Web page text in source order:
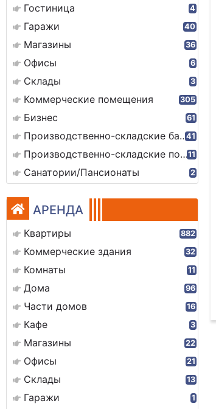
Гостиница 4
Гаражи 40
Магазины 36
Офисы 6
Склады 3
Коммерческие помещения 305
Бизнес 61
Производственно-складские базы41
Производственно-складские помещения11
Санатории/Пансионаты 2
АРЕНДА
Квартиры 882
Коммерческие здания 32
Комнаты 11
Дома 96
Части домов 16
Кафе 3
Магазины 22
Офисы 21
Склады 13
Гаражи 1